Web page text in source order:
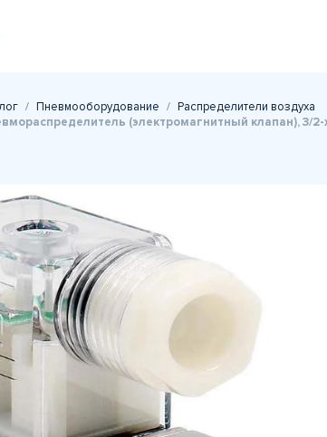
Пневмооборудование
Распределители воздуха
(электромагнитный клапан), 3/